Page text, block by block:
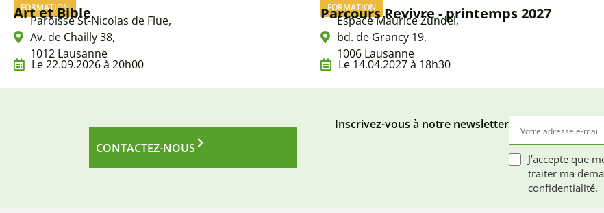
FORMATION
Art et Bible
Paroisse St-Nicolas de Flüe,
Av. de Chailly 38,
1012 Lausanne
Le 22.09.2026 à 20h00
FORMATION
Parcours Revivre - printemps 2027
Espace Maurice Zundel,
bd. de Grancy 19,
1006 Lausanne
Le 14.04.2027 à 18h30
CONTACTEZ-NOUS
Inscrivez-vous à notre newsletter
J’accepte que
traiter ma
confidentialité.